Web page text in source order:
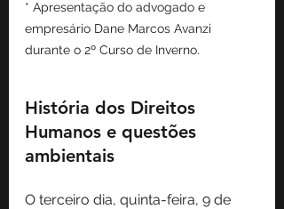
* Apresentação do advogado e
empresário Dane Marcos Avanzi
durante o 2º Curso de Inverno.
História dos Direitos
Humanos e questões
ambientais
O terceiro dia, quinta-feira, 9 de